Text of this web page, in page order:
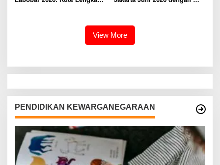
View More
PENDIDIKAN KEWARGANEGARAAN